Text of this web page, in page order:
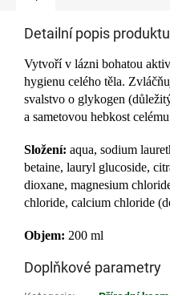
Detailní popis produktu
Vytvoří v lázni bohatou
hygienu celého těla.
svalstvo o glykogen
a sametovou hebkost
Složení: aqua, sodium
betaine, lauryl glucoside,
dioxane, magnesium
chloride, calcium chloride
Objem: 200 ml
Doplňkové parametry